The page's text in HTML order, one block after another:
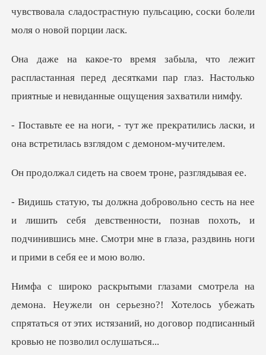
чувствовал
спластанная перед десятками пар глаз. Настолько
прекратились ласки, и
она встрети
ть на своем троне
себя девственности, познав похоть, и
подчинившись мне. Смот
ли он серьезно?! Хотелось убежать
спрятаться от этих истяза